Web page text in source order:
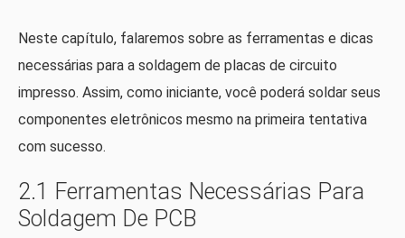
Neste capítulo, falaremos sobre as ferramentas e dicas
necessárias para a soldagem de placas de circuito
impresso. Assim, como iniciante, você poderá soldar seus
componentes eletrônicos mesmo na primeira tentativa
com sucesso.
2.1 Ferramentas Necessárias Para
Soldagem De PCB